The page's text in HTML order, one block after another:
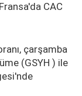
CAC
çarşamba
(GSYH ) ile